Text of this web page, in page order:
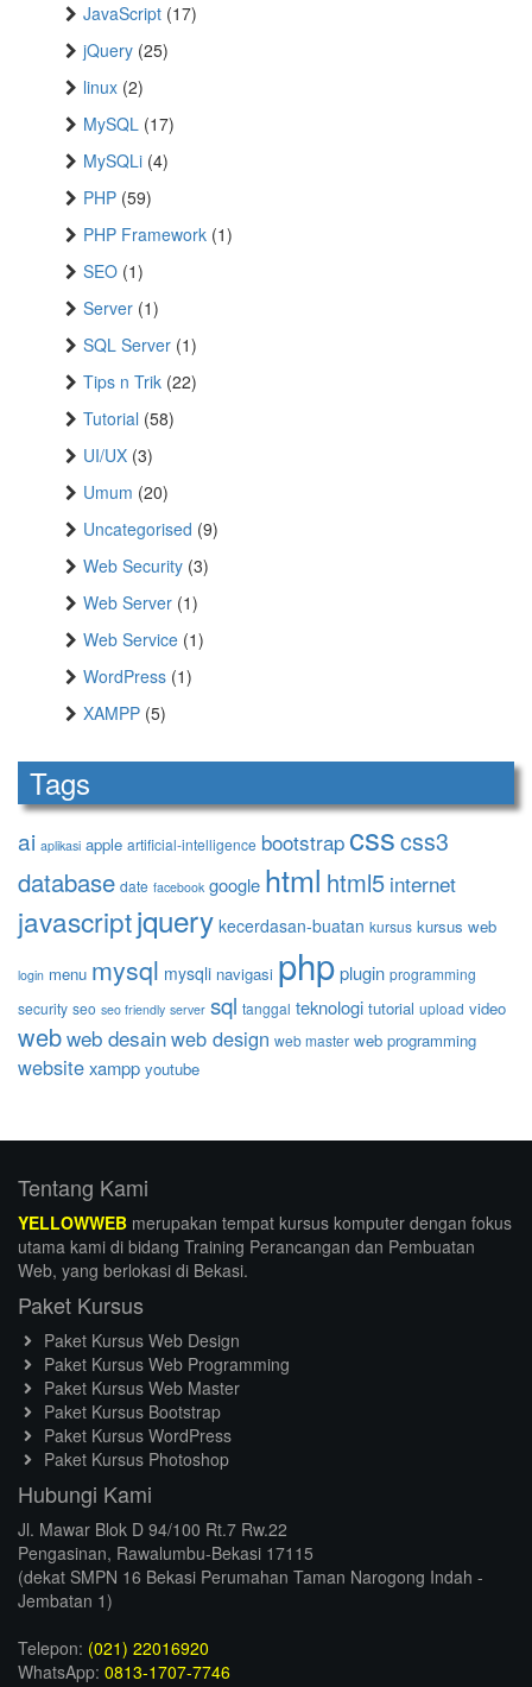
JavaScript (17)
jQuery (25)
linux (2)
MySQL (17)
MySQLi (4)
PHP (59)
PHP Framework (1)
SEO (1)
Server (1)
SQL Server (1)
Tips n Trik (22)
Tutorial (58)
UI/UX (3)
Umum (20)
Uncategorised (9)
Web Security (3)
Web Server (1)
Web Service (1)
WordPress (1)
XAMPP (5)
Tags
ai aplikasi apple artificial-intelligence bootstrapcsscss3
database date facebook google html html5 internet
javascriptjquery kecerdasan-buatan kursus kursus web
login menu mysql mysqli navigasi phpplugin programming
security seo seo friendly server sql tanggal teknologi tutorial upload video
webweb desainweb design web master web programming
websitexampp youtube
Tentang Kami
YELLOWWEB merupakan tempat kursus komputer dengan fokus
utama kami di bidang Training Perancangan dan Pembuatan
Web, yang berlokasi di Bekasi.
Paket Kursus
Paket Kursus Web Design
Paket Kursus Web Programming
Paket Kursus Web Master
Paket Kursus Bootstrap
Paket Kursus WordPress
Paket Kursus Photoshop
Hubungi Kami
Jl. Mawar Blok D 94/100 Rt.7 Rw.22
Pengasinan, Rawalumbu-Bekasi 17115
(dekat SMPN 16 Bekasi Perumahan Taman Narogong Indah -
Jembatan 1)
Telepon: (021) 22016920
WhatsApp: 0813-1707-7746